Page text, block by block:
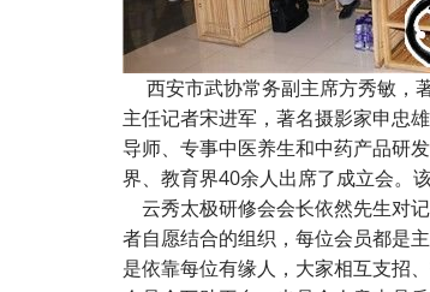
西安市武协常务副主席方秀敏，
主任记者宋进军，著名摄影家申忠
导师、专事中医养生和中药产品研
界、教育界40余人出席了成立会。
云秀太极研修会会长依然先生对
者自愿结合的组织，每位会员都是
是依靠每位有缘人，大家相互支招